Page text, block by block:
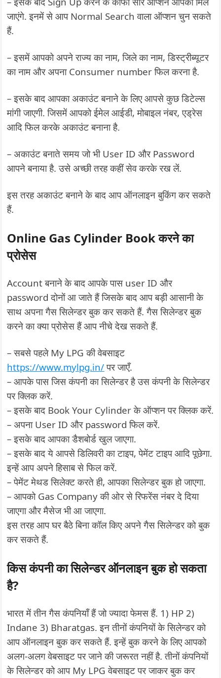
जाएंगे. इनमें से आप Normal Search वाला ऑप्शन चुन सकते
हैं.
– इसमें आपको अपने राज्य का नाम, जिले का नाम, डिस्ट्रीब्यूटर
का नाम और अपना Consumer number फिल करना है.
– इसके बाद आपका अकाउंट बनाने के लिए आपसे कुछ डिटेल्स
मांगी जाएगी. जिसमें आपको ईमेल आईडी, मोबाइल नंबर, एड्रेस
आदि फिल करके अकाउंट बनाना है.
– अकाउंट बनाते समय जो भी User ID और Password
आपने बनाया है. उसे अच्छी तरह कहीं सेव करके रख लें.
इस तरह अकाउंट बनाने के बाद आप ऑनलाइन बुकिंग कर सकते
हैं.
Online Gas Cylinder Book करने का
प्रोसेस
Account बनाने के बाद आपके पास user ID और
password दोनों आ जाते हैं जिसके बाद आप बड़ी आसानी के
साथ अपना गैस सिलेन्डर बुक कर सकते हैं. गैस सिलेन्डर बुक
करने का क्या प्रोसेस हैं आप नीचे देख सकते हैं.
– सबसे पहले My LPG की वेबसाइट
https://www.mylpg.in/पर जाएँ.
– आपके पास जिस कंपनी का सिलेन्डर है उस कंपनी के सिलेन्डर
पर क्लिक करें.
– इसके बाद Book Your Cylinder के ऑप्शन पर क्लिक करें.
– अपना User ID और password फिल करें.
– इसके बाद आपका डैशबोर्ड खुल जाएगा.
– इसके बाद ये आपसे डिलिवरी का टाइप, पेमेंट टाइप आदि पूछेगा.
इन्हें आप अपने हिसाब से फिल करें.
– पेमेंट मेथड सिलेक्ट करते ही, आपका सिलेन्डर बुक हो जाएगा.
– आपको Gas Company की ओर से रिफरेंस नंबर दे दिया
जाएगा और मैसेज भी आ जाएगा.
इस तरह आप घर बैठे बिना कॉल किए अपने गैस सिलेन्डर को बुक
कर सकते हैं.
किस कंपनी का सिलेन्डर ऑनलाइन बुक हो सकता
है?
भारत में तीन गैस कंपनियाँ हैं जो ज्यादा फेमस हैं. 1) HP 2)
Indane 3) Bharatgas. इन तीनों कंपनियों के सिलेन्डर को
आप ऑनलाइन बुक कर सकते हैं. इन्हें बुक करने के लिए आपको
अलग-अलग वेबसाइट पर जाने की जरूरत नहीं है. तीनों कंपनियों
के सिलेन्डर को आप My LPG वेबसाइट पर जाकर बुक कर